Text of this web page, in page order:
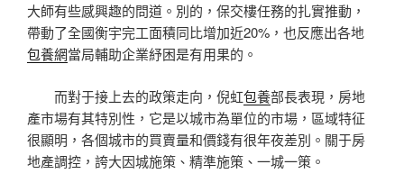
大師有些感興趣的問道。別的，保交樓任務的扎實推動，
帶動了全國衡宇完工面積同比增加近20%，也反應出各地
包養網當局輔助企業紓困是有用果的。
而對于接上去的政策走向，倪虹包養部長表現，房地
產市場有其特別性，它是以城市為單位的市場，區域特征
很顯明，各個城市的買賣量和價錢有很年夜差別。關于房
地產調控，誇大因城施策、精準施策、一城一策。